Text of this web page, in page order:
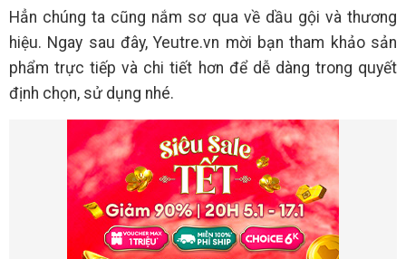
Hẳn chúng ta cũng nắm sơ qua về dầu gội và thương
hiệu. Ngay sau đây, Yeutre.vn mời bạn tham khảo sản
phẩm trực tiếp và chi tiết hơn để dễ dàng trong quyết
định chọn, sử dụng nhé.